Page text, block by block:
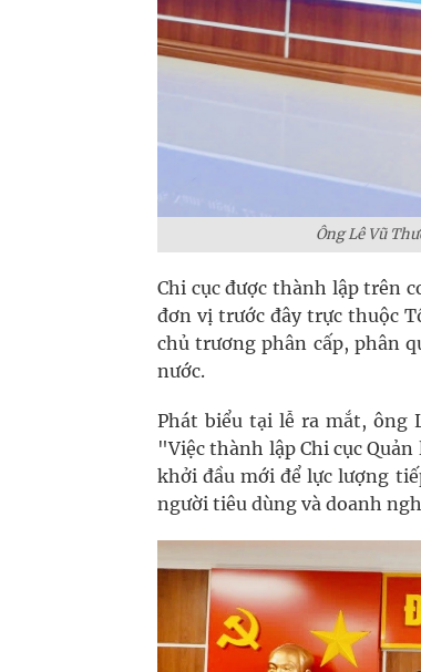
Ông Lê Vũ
Chi cục được thành lập trên
đơn vị trước đây trực thuộc
chủ trương phân cấp, phân
nước.
Phát biểu tại lễ ra mắt, ông
"Việc thành lập Chi cục
khởi đầu mới để lực lượng
người tiêu dùng và doanh